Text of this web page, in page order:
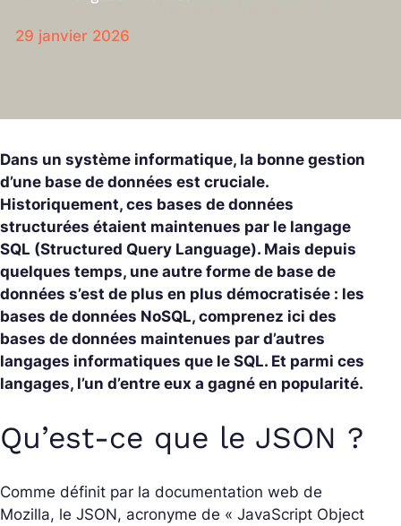
29 janvier 2026
Dans un système informatique, la bonne gestion
d’une base de données est cruciale.
Historiquement, ces bases de données
structurées étaient maintenues par le langage
SQL (Structured Query Language). Mais depuis
quelques temps, une autre forme de base de
données s’est de plus en plus démocratisée : les
bases de données NoSQL, comprenez ici des
bases de données maintenues par d’autres
langages informatiques que le SQL. Et parmi ces
langages, l’un d’entre eux a gagné en popularité.
Qu’est-ce que le JSON ?
Comme définit par la documentation web de
Mozilla, le JSON, acronyme de « JavaScript Object